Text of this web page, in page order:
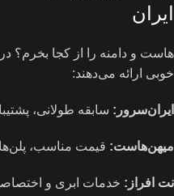
ایران
هاست و دامنه را از کجا بخرم؟
خوبی ارائه می‌دهند:
ایران‌سرور: سابقه طولانی،
میهن‌هاست: قیمت مناسب،
نت افراز: خدمات ابری و اختصاصی با